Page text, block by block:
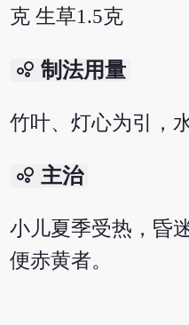
克 生草1.5克
bubble_chart 制法用量
竹叶、灯心为引，
bubble_chart 主治
小儿夏季受热，昏
便赤黄者。